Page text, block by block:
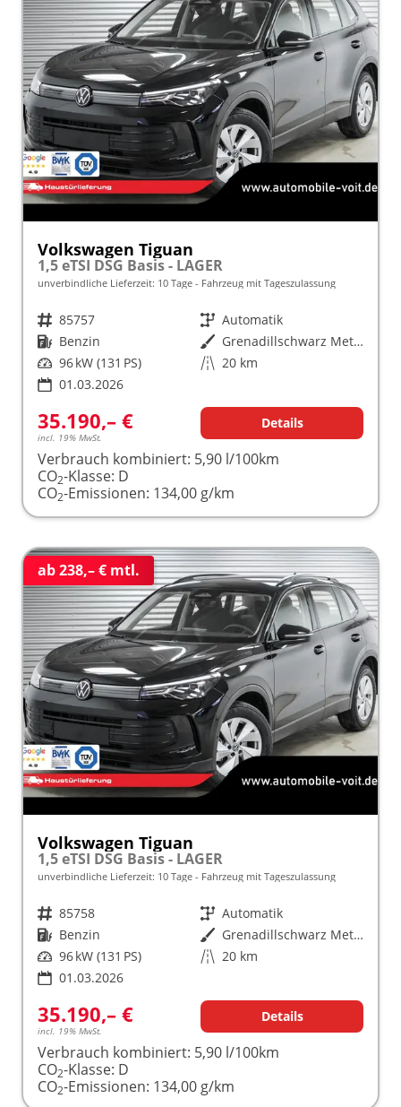
Volkswagen Tiguan
1,5 eTSI DSG Basis - LAGER
unverbindliche Lieferzeit: 10 Tage Fahrzeug mit Tageszulassung
Fahrzeugnr. 85757 Getriebe Automatik
Kraftstoff Benzin Außenfarbe
Grenadillschwarz Metallic (0E)
Leistung 96 kW (131 PS) Kilometerstand 20 km
01.03.2026
35.190,– €
incl. 19% MwSt.
Details
Verbrauch kombiniert: 5,90 l/100km
CO2-Klasse: D
CO2-Emissionen: 134,00 g/km
ab 238,– € mtl.
Volkswagen Tiguan
1,5 eTSI DSG Basis - LAGER
unverbindliche Lieferzeit: 10 Tage Fahrzeug mit Tageszulassung
Fahrzeugnr. 85758 Getriebe Automatik
Kraftstoff Benzin Außenfarbe
Grenadillschwarz Metallic (0E)
Leistung 96 kW (131 PS) Kilometerstand 20 km
01.03.2026
35.190,– €
incl. 19% MwSt.
Details
Verbrauch kombiniert: 5,90 l/100km
CO2-Klasse: D
CO2-Emissionen: 134,00 g/km